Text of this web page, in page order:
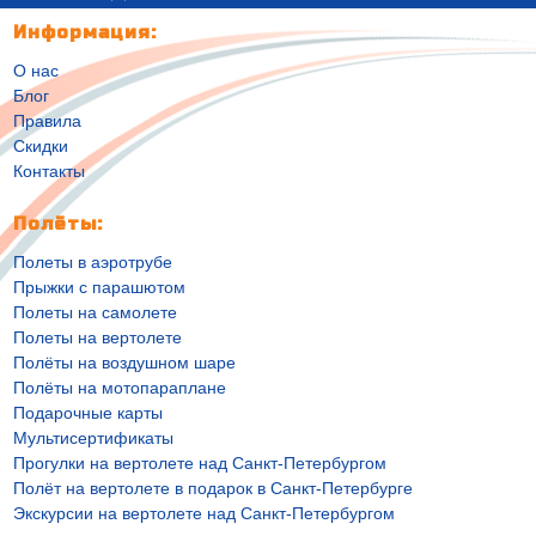
Информация:
О нас
Блог
Правила
Скидки
Контакты
Полёты:
Полеты в аэротрубе
Прыжки с парашютом
Полеты на самолете
Полеты на вертолете
Полёты на воздушном шаре
Полёты на мотопараплане
Подарочные карты
Мультисертификаты
Прогулки на вертолете над Санкт-Петербургом
Полёт на вертолете в подарок в Санкт-Петербурге
Экскурсии на вертолете над Санкт-Петербургом